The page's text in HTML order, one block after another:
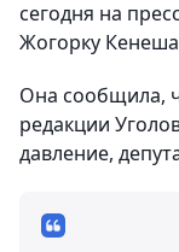
сегодня на
Жогорку
Она сообщила,
редакции
давление,